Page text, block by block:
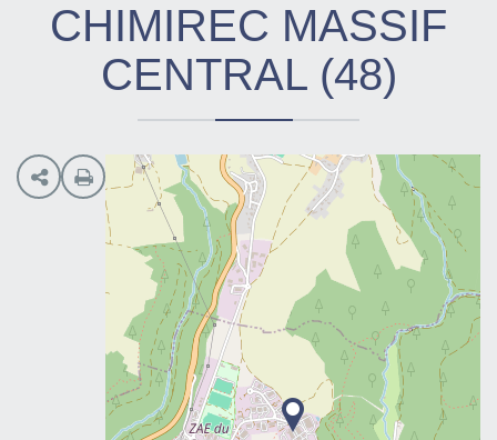
CHIMIREC MASSIF
CENTRAL (48)